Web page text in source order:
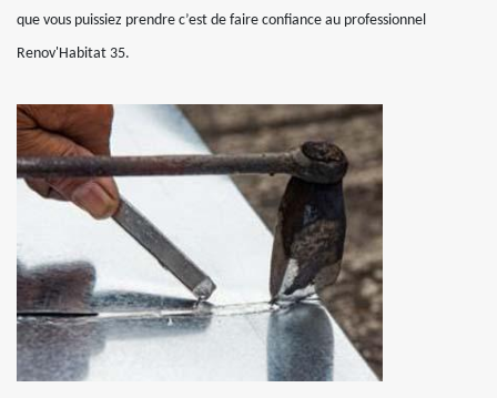
que vous puissiez prendre c’est de faire confiance au professionnel
Renov'Habitat 35.